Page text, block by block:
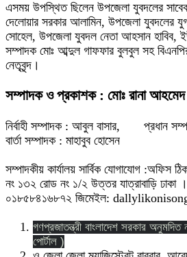
এসময় উপস্থিত ছিলেন উপজেলা যুবদলের
দেলোয়ার সরকার আলামিন, উপজেলা যুবদলের
সোহেল, উপজেলা যুবদল নেতা আহসান হাবিব,
সম্পাদক মোঃ আব্দুল গাফফার বুলবুল সহ
নেতৃবৃন্দ।
সম্পাদক ও প্রকাশক : মোঃ রানা আহমেদ
নির্বাহী সম্পাদক : আবুল বাসার, প্রধান
বার্তা সম্পাদক : মাহাবুব হোসেন
সম্পাদকীয় কার্যালয় সার্বিক যোগাযোগ :অফিস
নং ১৩২ রোড নং ১/২ উত্তর যাত্রাবাড়ি ঢাকা
০১৮৫৮৪১৬৮৭২ জিমেইল:
গণপ্রজাতন্ত্রী বাংলাদেশ সরকার
পোর্টাল )